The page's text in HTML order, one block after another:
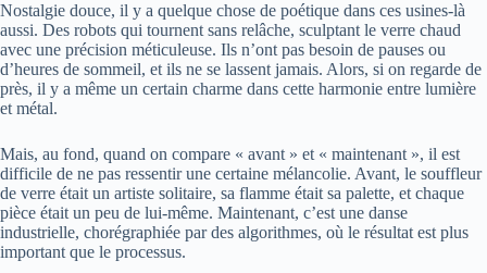
Nostalgie douce, il y a quelque chose de poétique dans ces usines-là
aussi. Des robots qui tournent sans relâche, sculptant le verre chaud
avec une précision méticuleuse. Ils n’ont pas besoin de pauses ou
d’heures de sommeil, et ils ne se lassent jamais. Alors, si on regarde de
près, il y a même un certain charme dans cette harmonie entre lumière
et métal.
Mais, au fond, quand on compare « avant » et « maintenant », il est
difficile de ne pas ressentir une certaine mélancolie. Avant, le souffleur
de verre était un artiste solitaire, sa flamme était sa palette, et chaque
pièce était un peu de lui-même. Maintenant, c’est une danse
industrielle, chorégraphiée par des algorithmes, où le résultat est plus
important que le processus.